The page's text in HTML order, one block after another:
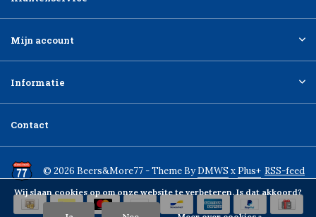
Mijn account
Informatie
Contact
© 2026 Beers&More77 - Theme ByDMWS x Plus+ RSS-feed
Wij slaan cookies op om onze website te verbeteren. Is dat akkoord?